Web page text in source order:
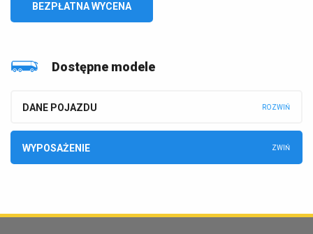
BEZPŁATNA WYCENA
Dostępne modele
DANE POJAZDU
WYPOSAŻENIE